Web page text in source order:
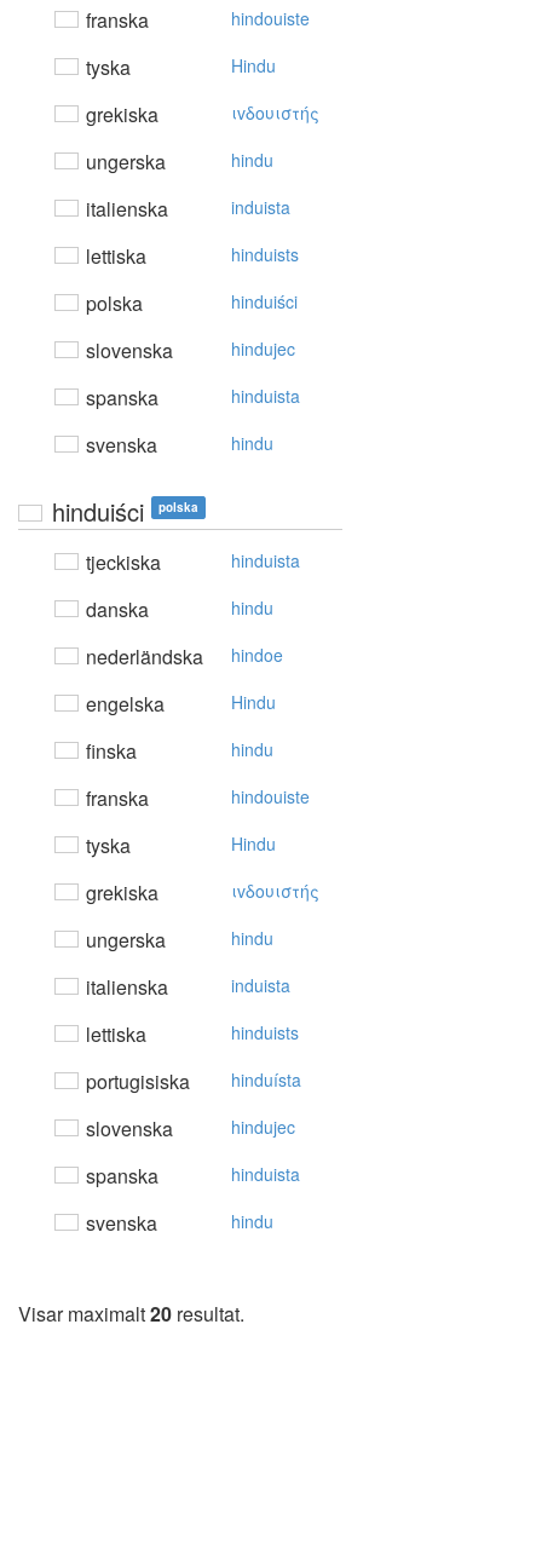
franska hindouiste
tyska Hindu
grekiska ιvδoυιστής
ungerska hindu
italienska induista
lettiska hinduists
polska hinduiści
slovenska hindujec
spanska hinduista
svenska hindu
hinduiści polska
tjeckiska hinduista
danska hindu
nederländska hindoe
engelska Hindu
finska hindu
franska hindouiste
tyska Hindu
grekiska ιvδoυιστής
ungerska hindu
italienska induista
lettiska hinduists
portugisiska hinduísta
slovenska hindujec
spanska hinduista
svenska hindu
Visar maximalt20 resultat.